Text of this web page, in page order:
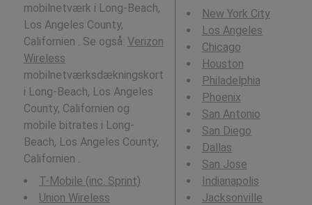
mobilnetværk i Long-Beach,
Los Angeles County,
Californien . Se også: Verizon
Wireless
mobilnetværksdækningskort
i Long-Beach, Los Angeles
County, Californien og
mobile bitrates i Long-
Beach, Los Angeles County,
Californien .
T-Mobile (inc. Sprint)
Union Wireless
New York City
Los Angeles
Chicago
Houston
Philadelphia
Phoenix
San Antonio
San Diego
Dallas
San Jose
Indianapolis
Jacksonville